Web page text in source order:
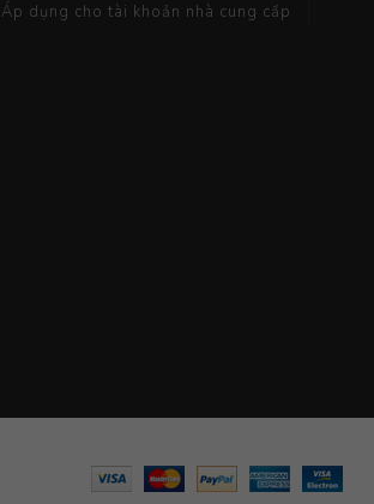
Áp dụng cho tài khoản nhà cung cấp